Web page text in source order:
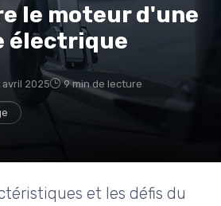
le moteur d'une
avril 2025 9 min de lecture
et les défis du